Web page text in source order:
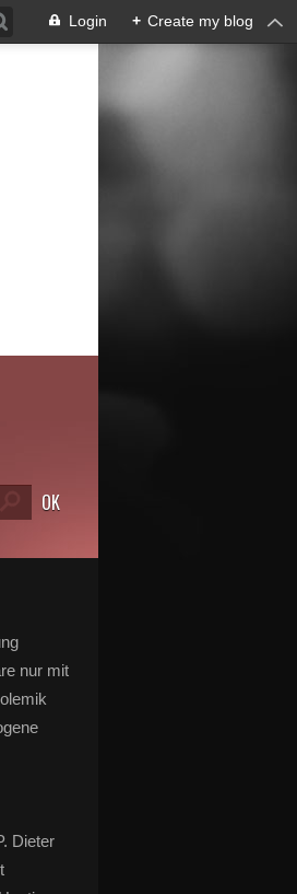
Login + Create my blog
nur mit
Dieter